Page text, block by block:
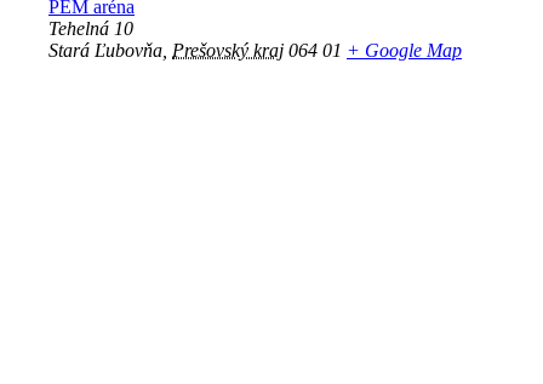
PEM aréna
Tehelná 10
Stará Ľubovňa Prešovský kraj 064 01 + Google Map